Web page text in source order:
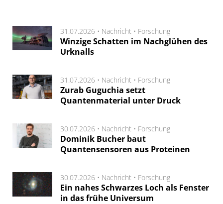
31.07.2026 • Nachricht • Forschung
Winzige Schatten im Nachglühen des
Urknalls
31.07.2026 • Nachricht • Forschung
Zurab Guguchia setzt
Quantenmaterial unter Druck
30.07.2026 • Nachricht • Forschung
Dominik Bucher baut
Quantensensoren aus Proteinen
30.07.2026 • Nachricht • Forschung
Ein nahes Schwarzes Loch als Fenster
in das frühe Universum